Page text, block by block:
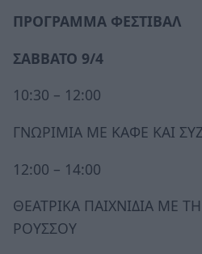
ΠΡΟΓΡΑΜΜΑ ΦΕΣΤΙΒΑΛ
ΣΑΒΒΑΤΟ 9/4
10:30 – 12:00
ΓΝΩΡΙΜΙΑ ΜΕ ΚΑΦΕ ΚΑΙ
12:00 – 14:00
ΘΕΑΤΡΙΚΑ ΠΑΙΧΝΙΔΙΑ ΜΕ
ΡΟΥΣΣΟΥ